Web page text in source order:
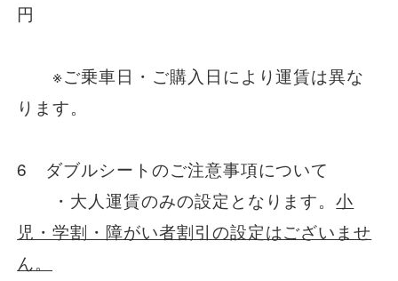
円
※ご乗車日・ご購入日により運賃は異な
ります。
6 ダブルシートのご注意事項について
・大人運賃のみの設定となります。小
児・学割・障がい者割引の設定はございませ
ん。